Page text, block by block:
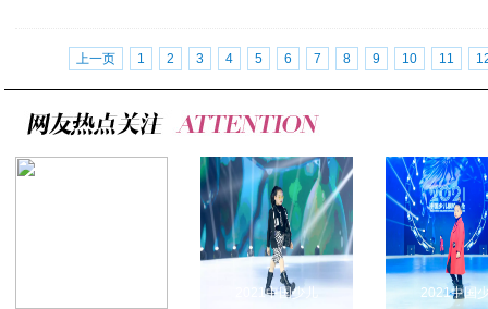
上一页 1 2 3 4 5 6 7 8 9 10 11
2021中国少儿 2021中国